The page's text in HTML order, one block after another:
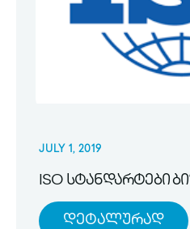
JULY 1, 2019
ISO სტანდარტები
Დეტალურად